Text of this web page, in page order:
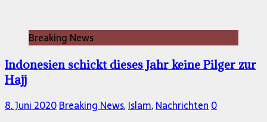
Breaking News
Indonesien schickt dieses Jahr keine Pilger zur
Hajj
8. Juni 2020Breaking News,Islam,Nachrichten0